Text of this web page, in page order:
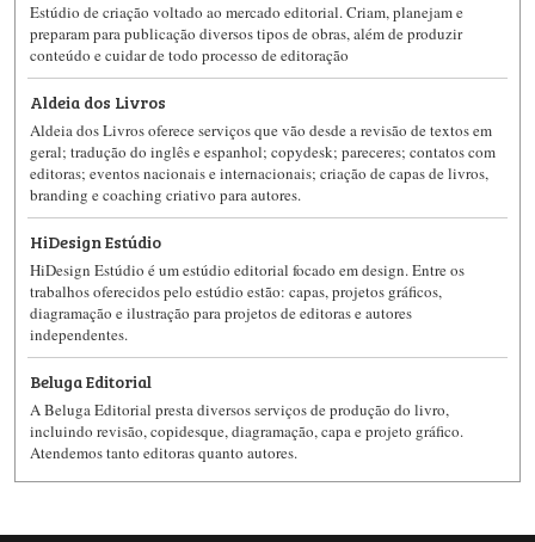
Estúdio de criação voltado ao mercado editorial. Criam, planejam e
preparam para publicação diversos tipos de obras, além de produzir
conteúdo e cuidar de todo processo de editoração
​Aldeia dos Livros
Aldeia dos Livros oferece serviços que vão desde a revisão de textos em
geral; tradução do inglês e espanhol; copydesk; pareceres; contatos com
editoras; eventos nacionais e internacionais; criação de capas de livros,
branding e coaching criativo para autores.
HiDesign Estúdio
HiDesign Estúdio é um estúdio editorial focado em design. Entre os
trabalhos oferecidos pelo estúdio estão: capas, projetos gráficos,
diagramação e ilustração para projetos de editoras e autores
independentes.
Beluga Editorial
A Beluga Editorial presta diversos serviços de produção do livro,
incluindo revisão, copidesque, diagramação, capa e projeto gráfico.
Atendemos tanto editoras quanto autores.